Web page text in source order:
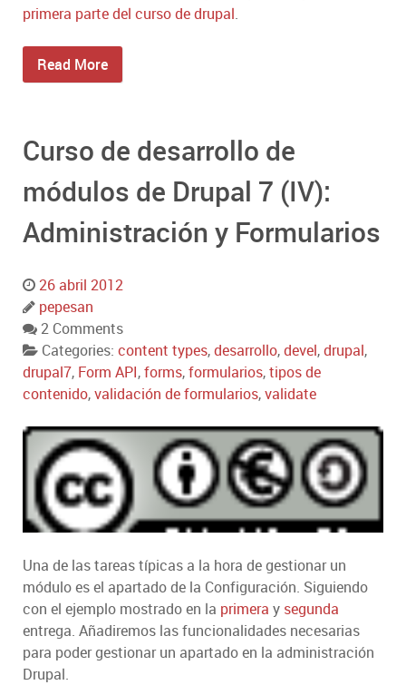
primera parte del curso de drupal.
Read More
Curso de desarrollo de
módulos de Drupal 7 (IV):
Administración y Formularios
26 abril 2012
pepesan
2 Comments
Categories: content types,desarrollo,devel,drupal,
drupal7, Form API,forms,formularios,tipos de
contenido,validación de formularios,validate
Una de las tareas típicas a la hora de gestionar un
módulo es el apartado de la Configuración. Siguiendo
con el ejemplo mostrado en la primera y segunda
entrega. Añadiremos las funcionalidades necesarias
para poder gestionar un apartado en la administración
Drupal.